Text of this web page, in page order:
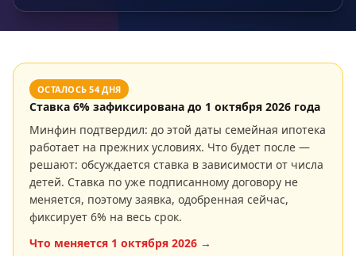
ОСТАЛОСЬ54 ДНЯ
Ставка 6% зафиксирована до 1 октября 2026 года
Минфин подтвердил: до этой даты семейная ипотека
работает на прежних условиях. Что будет после —
решают: обсуждается ставка в зависимости от числа
детей. Ставка по уже подписанному договору не
меняется, поэтому заявка, одобренная сейчас,
фиксирует 6% на весь срок.
Что меняется 1 октября 2026 →